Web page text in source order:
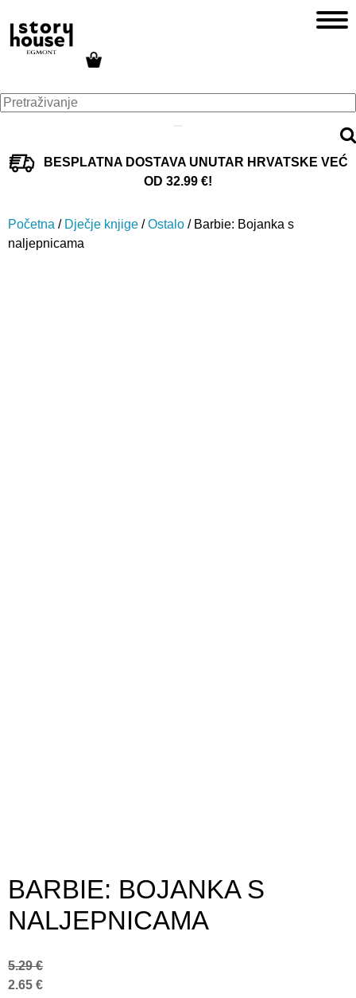
BESPLATNA DOSTAVA UNUTAR HRVATSKE VEĆ
OD 32.99 €!
Početna / Dječje knjige /Ostalo / Barbie: Bojanka s
naljepnicama
BARBIE: BOJANKA S
NALJEPNICAMA
2.65 €
5.29€